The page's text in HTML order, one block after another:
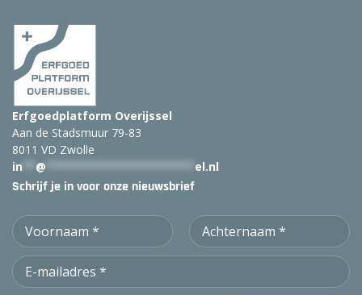
Erfgoedplatform Overijssel
Aan de Stadsmuur 79-83
8011 VD Zwolle
in
@ el.nl
Schrijf je in voor onze nieuwsbrief